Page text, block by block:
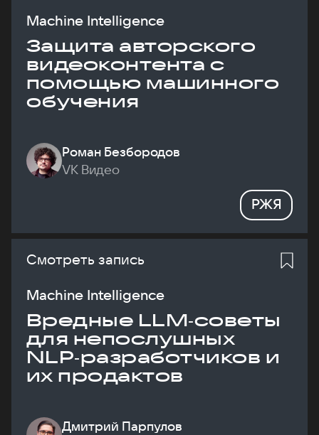
Machine Intelligence
Защита авторского
видеоконтента с
помощью машинного
обучения
Роман Безбородов
VK Видео
РЖЯ
Смотреть запись
Machine Intelligence
Вредные LLM‑советы
для непослушных
NLP‑разработчиков и
их продактов
Дмитрий Парпулов